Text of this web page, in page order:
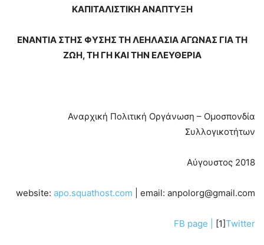
ΚΑΠΙΤΑΛΙΣΤΙΚΗ ΑΝΑΠΤΥΞΗ
ΕΝΑΝΤΙΑ ΣΤΗΣ ΦΥΣΗΣ ΤΗ ΛΕΗΛΑΣΙΑ ΑΓΩΝΑΣ ΓΙΑ ΤΗ
ΖΩΗ, ΤΗ ΓΗ ΚΑΙ ΤΗΝ ΕΛΕΥΘΕΡΙΑ
Αναρχική Πολιτική Οργάνωση – Ομοσπονδία
Συλλογικοτήτων
Αύγουστος 2018
website: apo.squathost.com | email: anpolorg@gmail.com
FB page | [1]Twitter